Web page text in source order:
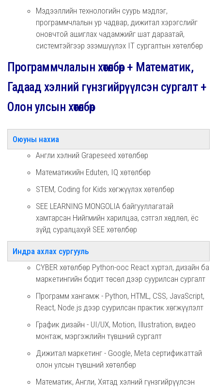
Мэдээллийн технологийн суурь мэдлэг,
программчлалын ур чадвар, дижитал хэрэгслийг
оновчтой ашиглах чадамжийг шат дараатай,
системтэйгээр эзэмшүүлэх IT сургалтын хөтөлбөр
Программчлалын хөтөлбөр + Математик,
Гадаад хэлний гүнзгийрүүлсэн сургалт +
Олон улсын хөтөлбөр
Оюуны нахиа
Англи хэлний Grapeseed хөтөлбөр
Математикийн Eduten, IQ хөтөлбөр
STEM, Coding for Kids хөгжүүлэх хөтөлбөр
SEE LEARNING MONGOLIA байгууллагатай
хамтарсан Нийгмийн харилцаа, сэтгэл хөдлөл, ёс
зүйд суралцахуй SEE хөтөлбөр
Индра ахлах сургууль
CYBER хөтөлбөр Python-оос React хүртэл, дизайн ба
маркетингийн бодит төсөл дээр суурилсан сургалт
Программ хангамж - Python, HTML, CSS, JavaScript,
React, Node.js дээр суурилсан практик хөгжүүлэлт
График дизайн - UI/UX, Motion, Illustration, видео
монтаж, мэргэжлийн түвшний сургалт
Дижитал маркетинг - Google, Meta сертификаттай
олон улсын түвшний хөтөлбөр
Математик, Англи, Хятад хэлний гүнзгийрүүлсэн